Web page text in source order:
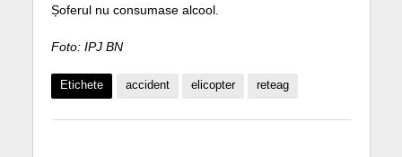
Șoferul nu consumase alcool.
Foto: IPJ BN
Etichete accident elicopter reteag